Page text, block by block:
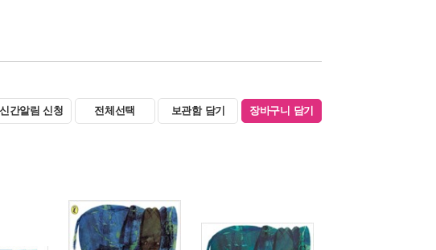
신간알림 신청 전체선택 보관함 담기 장바구니 담기